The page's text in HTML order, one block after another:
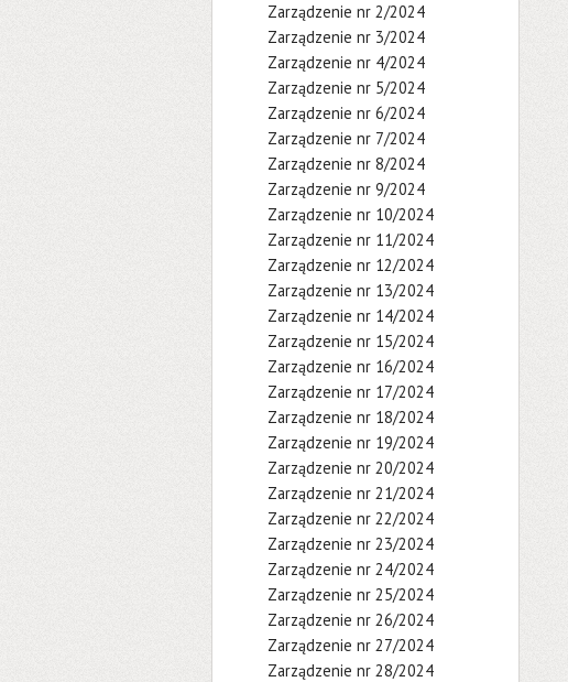
Zarządzenie nr 2/2024
Zarządzenie nr 3/2024
Zarządzenie nr 4/2024
Zarządzenie nr 5/2024
Zarządzenie nr 6/2024
Zarządzenie nr 7/2024
Zarządzenie nr 8/2024
Zarządzenie nr 9/2024
Zarządzenie nr 10/2024
Zarządzenie nr 11/2024
Zarządzenie nr 12/2024
Zarządzenie nr 13/2024
Zarządzenie nr 14/2024
Zarządzenie nr 15/2024
Zarządzenie nr 16/2024
Zarządzenie nr 17/2024
Zarządzenie nr 18/2024
Zarządzenie nr 19/2024
Zarządzenie nr 20/2024
Zarządzenie nr 21/2024
Zarządzenie nr 22/2024
Zarządzenie nr 23/2024
Zarządzenie nr 24/2024
Zarządzenie nr 25/2024
Zarządzenie nr 26/2024
Zarządzenie nr 27/2024
Zarządzenie nr 28/2024